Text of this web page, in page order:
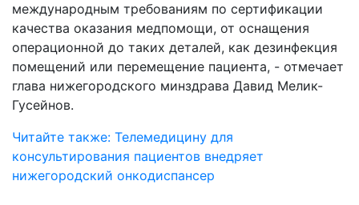
международным требованиям по сертификации
качества оказания медпомощи, от оснащения
операционной до таких деталей, как дезинфекция
помещений или перемещение пациента, - отмечает
глава нижегородского минздрава Давид Мелик-
Гусейнов.
Читайте также: Телемедицину для
консультирования пациентов внедряет
нижегородский онкодиспансер